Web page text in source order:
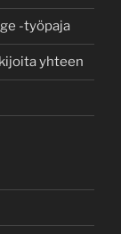
-työpaja
yhteen